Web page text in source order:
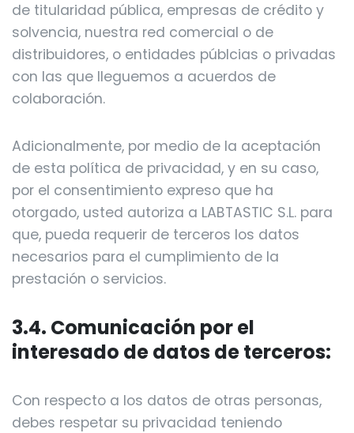
de titularidad pública, empresas de crédito y
solvencia, nuestra red comercial o de
distribuidores, o entidades públcias o privadas
con las que lleguemos a acuerdos de
colaboración.
Adicionalmente, por medio de la aceptación
de esta política de privacidad, y en su caso,
por el consentimiento expreso que ha
otorgado, usted autoriza a LABTASTIC S.L. para
que, pueda requerir de terceros los datos
necesarios para el cumplimiento de la
prestación o servicios.
3.4. Comunicación por el
interesado de datos de terceros:
Con respecto a los datos de otras personas,
debes respetar su privacidad teniendo